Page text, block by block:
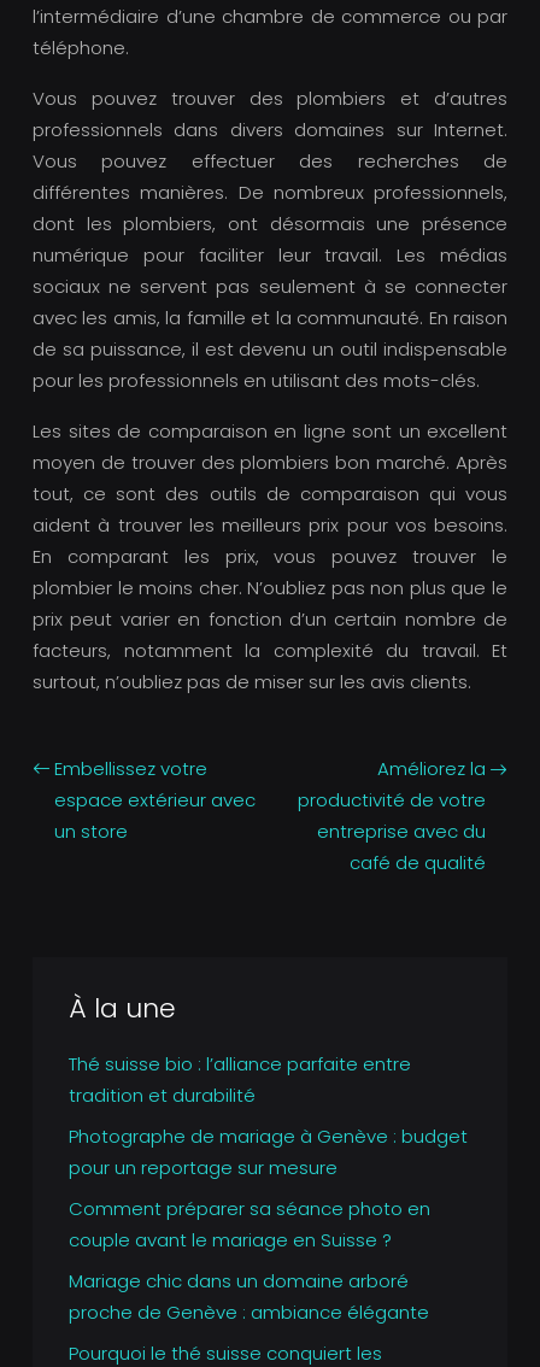
l’intermédiaire d’une chambre de commerce ou par
téléphone.
Vous pouvez trouver des plombiers et d’autres
professionnels dans divers domaines sur Internet.
Vous pouvez effectuer des recherches de
différentes manières. De nombreux professionnels,
dont les plombiers, ont désormais une présence
numérique pour faciliter leur travail. Les médias
sociaux ne servent pas seulement à se connecter
avec les amis, la famille et la communauté. En raison
de sa puissance, il est devenu un outil indispensable
pour les professionnels en utilisant des mots-clés.
Les sites de comparaison en ligne sont un excellent
moyen de trouver des plombiers bon marché. Après
tout, ce sont des outils de comparaison qui vous
aident à trouver les meilleurs prix pour vos besoins.
En comparant les prix, vous pouvez trouver le
plombier le moins cher. N’oubliez pas non plus que le
prix peut varier en fonction d’un certain nombre de
facteurs, notamment la complexité du travail. Et
surtout, n’oubliez pas de miser sur les avis clients.
Embellissez votre
espace extérieur avec
un store
Améliorez la
productivité de votre
entreprise avec du
café de qualité
À la une
Thé suisse bio : l’alliance parfaite entre
tradition et durabilité
Photographe de mariage à Genève : budget
pour un reportage sur mesure
Comment préparer sa séance photo en
couple avant le mariage en Suisse ?
Mariage chic dans un domaine arboré
proche de Genève : ambiance élégante
Pourquoi le thé suisse conquiert les